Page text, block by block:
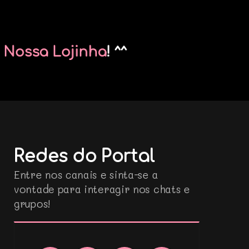
Nossa Lojinha! ^^
Redes do Portal
Entre nos canais e sinta-se a
vontade para interagir nos chats e
grupos!